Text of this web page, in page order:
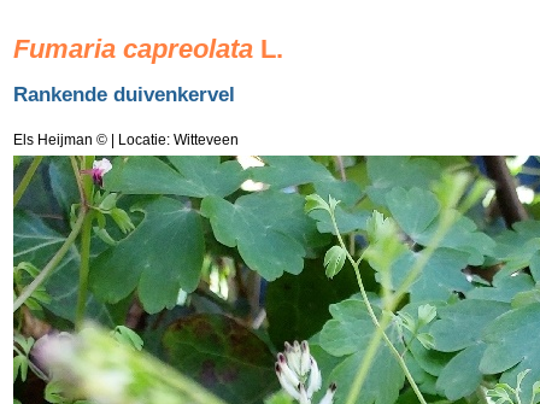
Fumaria capreolata L.
Rankende duivenkervel
Els Heijman © | Locatie: Witteveen